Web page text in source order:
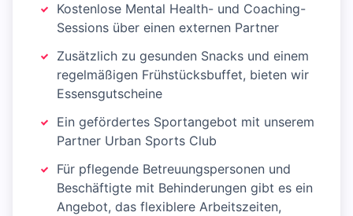
Kostenlose Mental Health- und Coaching-
Sessions über einen externen Partner
Zusätzlich zu gesunden Snacks und einem
regelmäßigen Frühstücksbuffet, bieten wir
Essensgutscheine
Ein gefördertes Sportangebot mit unserem
Partner Urban Sports Club
Für pflegende Betreuungspersonen und
Beschäftigte mit Behinderungen gibt es ein
Angebot, das flexiblere Arbeitszeiten,